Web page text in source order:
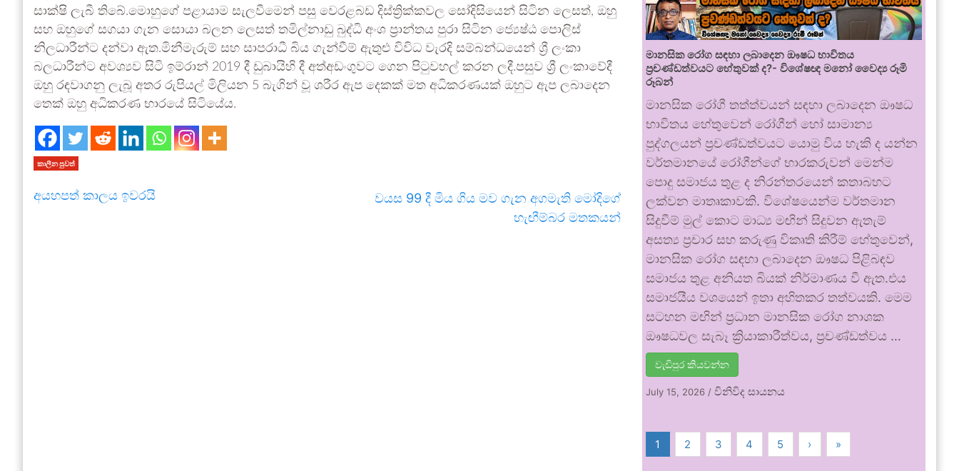
සාක්ෂි ලැබී තිබේ.මොහුගේ පළායාම සැලවීමෙන් පසු වෙරළබඩ දිස්ත්‍රික්කවල සෝදිසියෙන් සිටින ලෙසත්, ඔහු
සහ ඔහුගේ සගයා ගැන සොයා බලන ලෙසත් තමිල්නාඩු බුද්ධි අංශ ප්‍රාන්තය පුරා සිටින ජ්‍යෙෂ්ඨ පොලිස්
නිලධාරීන්ට දන්වා ඇත.මිනීමැරුම් සහ සාපරාධී බිය ගැන්වීම් ඇතුළු විවිධ වැරදි සම්බන්ධයෙන් ශ්‍රී ලංකා
බලධාරීන්ට අවශ්‍යව සිටි ඉම්රාන් 2019 දී ඩුබායිහි දී අත්අඩංගුවට ගෙන පිටුවහල් කරන ලදී.පසුව ශ්‍රී ලංකාවේදී
ඔහු රඳවාගනු ලැබූ අතර රුපියල් මිලියන 5 බැගින් වූ ශරීර ඇප දෙකක් මත අධිකරණයක් ඔහුට ඇප ලබාදෙන
තෙක් ඔහු අධිකරණ භාරයේ සිටියේය.
කාලීන පුවත්
අයහපත් කාලය ඉවරයි
වයස 99 දී මිය ගිය මව ගැන අගමැති මෝදිගේ
හැඟීම්බර මතකයන්
මානසික රෝග සඳහා ලබාදෙන ඖෂධ භාවිතය
ප්‍රචණ්ඩත්වයට හේතුවක් ද?- විශේෂඥ මනෝ වෛද්‍ය රූමි
රූබන්
මානසික රෝගී තත්ත්වයන් සඳහා ලබාදෙන ඖෂධ
භාවිතය හේතුවෙන් රෝගීන් හෝ සාමාන්‍ය
පුද්ගලයන් ප්‍රචණ්ඩත්වයට යොමු විය හැකි ද යන්න
වර්තමානයේ රෝගීන්ගේ භාරකරුවන් මෙන්ම
පොදු සමාජය තුළ ද නිරන්තරයෙන් කතාබහට
ලක්වන මාතෘකාවකි. විශේෂයෙන්ම වර්තමාන
සිදුවීම් මුල් කොට මාධ්‍ය මඟින් සිදුවන ඇතැම්
අසත්‍ය ප්‍රචාර සහ කරුණු විකෘති කිරීම් හේතුවෙන්,
මානසික රෝග සඳහා ලබාදෙන ඖෂධ පිළිබඳව
සමාජය තුළ අනියත බියක් නිර්මාණය වී ඇත.එය
සමාජයීය වශයෙන් ඉතා අහිතකර තත්වයකි. මෙම
සටහන මඟින් ප්‍රධාන මානසික රෝග නාශක
ඖෂධවල සැබෑ ක්‍රියාකාරීත්වය, ප්‍රචණ්ඩත්වය …
වැඩිපුර කියවන්න
July 15, 2026 /විනිවිද සායනය
1 2 3 4 5 › »